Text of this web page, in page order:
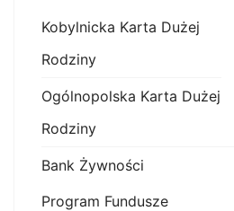
Kobylnicka Karta Dużej
Rodziny
Ogólnopolska Karta Dużej
Rodziny
Bank Żywności
Program Fundusze